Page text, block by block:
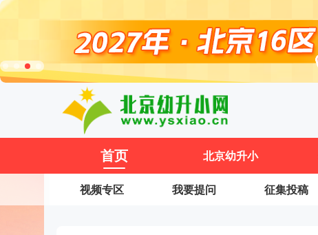
首页 北京幼升小
视频专区 我要提问 征集投稿